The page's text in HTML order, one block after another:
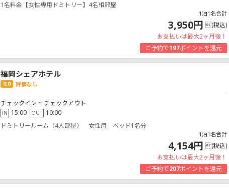
1名料金【女性専用ドミトリー】4名相部屋
1泊1名合計
3,950円 (税込)
お支払いは最大2ヶ月後！
ご予約で197ポイントを還元
福岡シェアホテル
0.0 評価なし
チェックイン ~ チェックアウト
IN 15:00 OUT 10:00
ドミトリールーム（4人部屋） 女性用 ベッド1名分
1泊1名合計
4,154円 (税込)
お支払いは最大2ヶ月後！
ご予約で207ポイントを還元